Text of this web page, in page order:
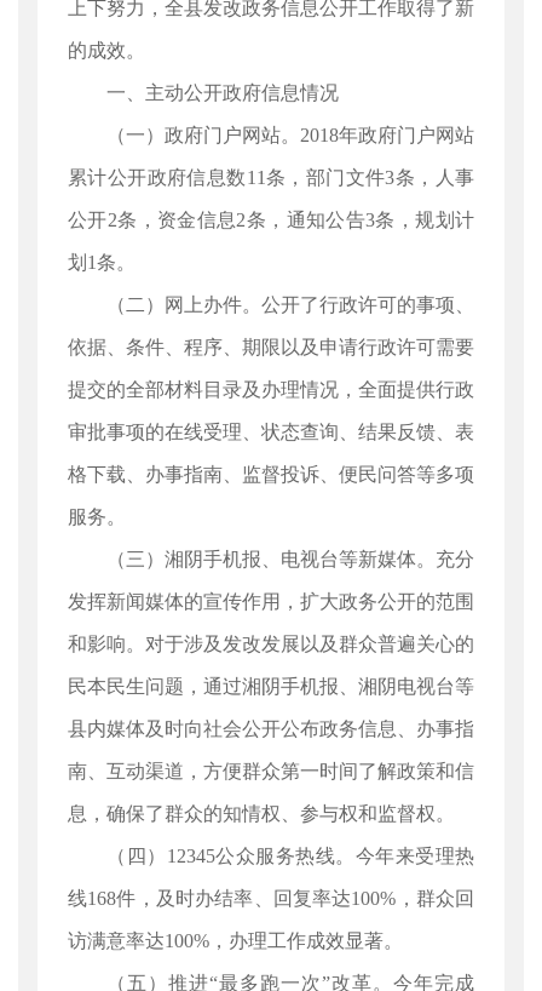
上下努力，全县发改政务信息公开工作取得了新
的成效。
一、主动公开政府信息情况
（一）政府门户网站。2018年政府门户网站
累计公开政府信息数11条，部门文件3条，人事
公开2条，资金信息2条，通知公告3条，规划计
划1条。
（二）网上办件。公开了行政许可的事项、
依据、条件、程序、期限以及申请行政许可需要
提交的全部材料目录及办理情况，全面提供行政
审批事项的在线受理、状态查询、结果反馈、表
格下载、办事指南、监督投诉、便民问答等多项
服务。
（三）湘阴手机报、电视台等新媒体。充分
发挥新闻媒体的宣传作用，扩大政务公开的范围
和影响。对于涉及发改发展以及群众普遍关心的
民本民生问题，通过湘阴手机报、湘阴电视台等
县内媒体及时向社会公开公布政务信息、办事指
南、互动渠道，方便群众第一时间了解政策和信
息，确保了群众的知情权、参与权和监督权。
（四）12345公众服务热线。今年来受理热
线168件，及时办结率、回复率达100%，群众回
访满意率达100%，办理工作成效显著。
（五）推进“最多跑一次”改革。今年完成